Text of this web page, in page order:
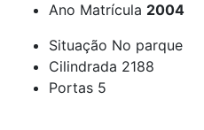
Ano Matrícula 2004
Situação No parque
Cilindrada 2188
Portas 5